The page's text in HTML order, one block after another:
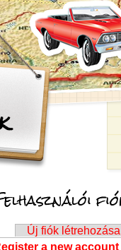
fülek
Új fiók létrehozása
a new account